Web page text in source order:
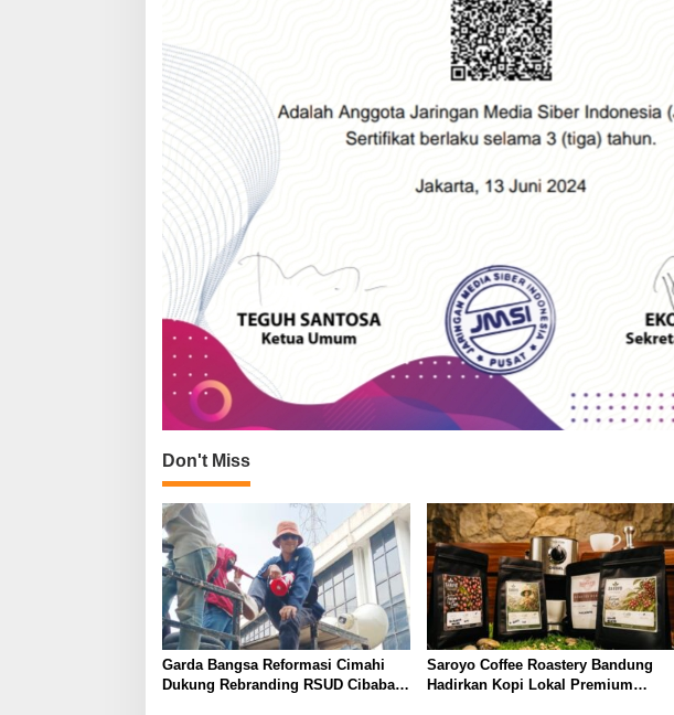
Don't Miss
Garda Bangsa Reformasi Cimahi
Dukung Rebranding RSUD Cibabat,
Saroyo Coffee Roastery Bandung
Hadirkan Kopi Lokal Premium